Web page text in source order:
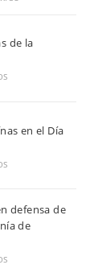
de la
en el Día
defensa de
de